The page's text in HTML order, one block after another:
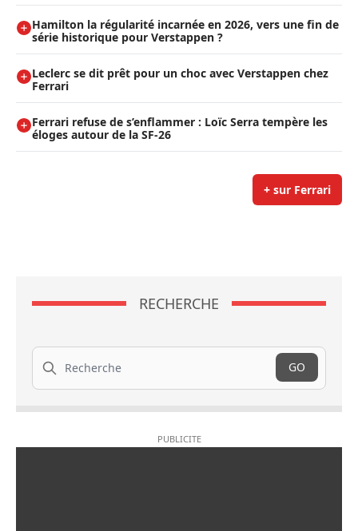
Hamilton la régularité incarnée en 2026, vers une fin de
série historique pour Verstappen ?
Leclerc se dit prêt pour un choc avec Verstappen chez
Ferrari
Ferrari refuse de s’enflammer : Loïc Serra tempère les
éloges autour de la SF-26
+ sur Ferrari
RECHERCHE
Recherche
GO